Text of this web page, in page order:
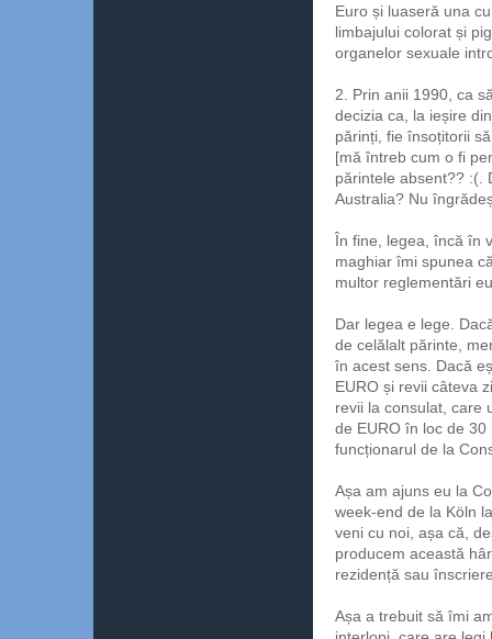
Euro și luaseră una
limbajului colorat și
organelor sexuale
2. Prin anii 1990, ca
decizia ca, la ieșire
părinți, fie însoțitorii
[mă întreb cum o fi
părintele absent?? :(.
Australia? Nu
În fine, legea, încă în
maghiar îmi spunea
multor reglementări
Dar legea e lege.
de celălalt părinte,
în acest sens. Dacă
EURO și revii câteva
revii la consulat, care
de EURO în loc de
funcționarul de la
Așa am ajuns eu la
week-end de la Köln
veni cu noi, așa că,
producem această
rezidență sau
Așa a trebuit să îmi